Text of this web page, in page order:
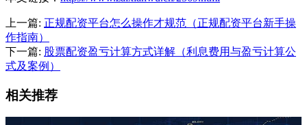
上一篇: 正规配资平台怎么操作才规范（正规配资平台新手操
作指南）
下一篇: 股票配资盈亏计算方式详解（利息费用与盈亏计算公
式及案例）
相关推荐